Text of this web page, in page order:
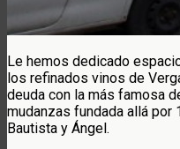
Le hemos dedicado
los refinados vinos de
deuda con la más famosa
mudanzas fundada allá por
Bautista y Ángel.